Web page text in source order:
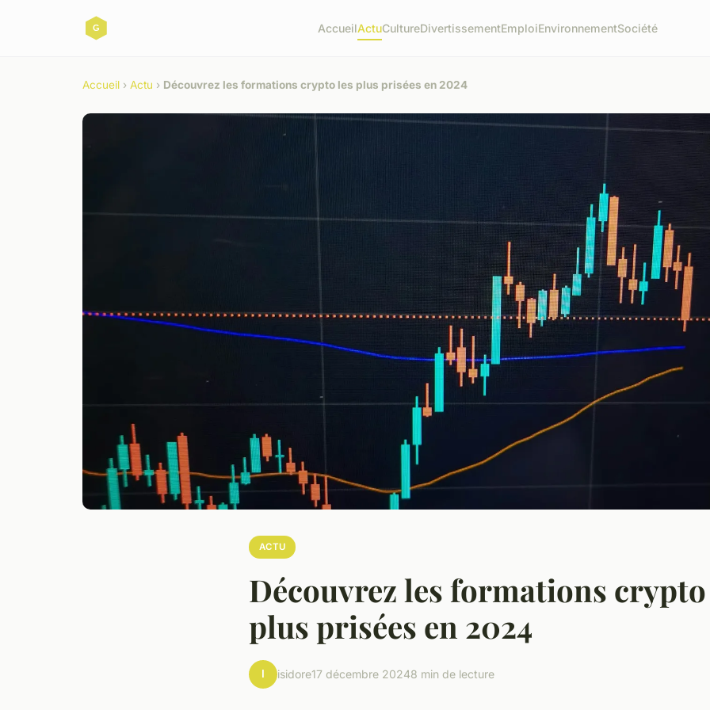
AccueilActuCultureDivertissementEmploiEnvironnementSociété
Accueil › Actu › Découvrez les formations crypto les plus prisées en 2024
ACTU
Découvrez les formations
plus prisées en 2024
I isidore17 décembre 20248 min de lecture